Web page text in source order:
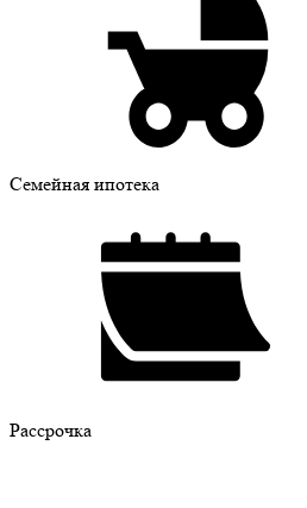
Семейная ипотека
Рассрочка